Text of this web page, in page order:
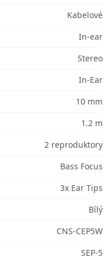
Kabelové
In-ear
Stereo
In-Ear
10 mm
1.2 m
2 reproduktory
Bass Focus
3x Ear Tips
Bílý
CNS-CEP5W
SEP-5